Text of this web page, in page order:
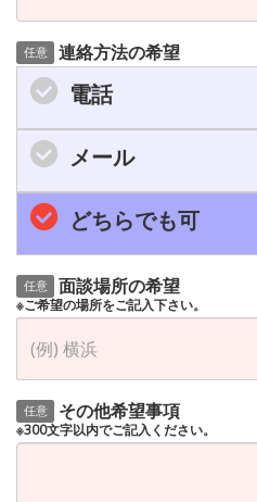
任意 連絡方法の希望
電話
メール
どちらでも可
任意 面談場所の希望
※ご希望の場所をご記入下さい。
任意 その他希望事項
※300文字以内でご記入ください。